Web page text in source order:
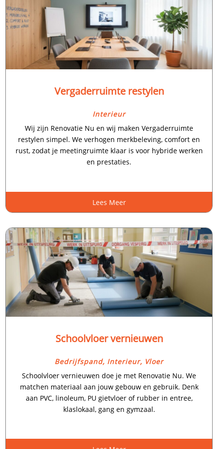
Vergaderruimte restylen
Interieur
Wij zijn Renovatie Nu en wij maken Vergaderruimte
restylen simpel.​ We verhogen merkbeleving, comfort en
rust, zodat je meetingruimte klaar is voor hybride werken
en prestaties.​
Lees Meer
Schoolvloer vernieuwen
Bedrijfspand, Interieur, Vloer
Schoolvloer vernieuwen doe je met Renovatie Nu.​ We
matchen materiaal aan jouw gebouw en gebruik.​ Denk
aan PVC, linoleum, PU gietvloer of rubber in entree,
klaslokaal, gang en gymzaal.​